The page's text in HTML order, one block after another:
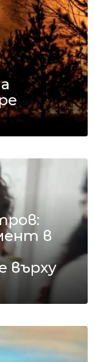
в
върху